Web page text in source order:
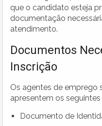
que o candidato esteja
documentação
atendimento.
Documentos
Inscrição
Os agentes de emprego
apresentem os
Documento de